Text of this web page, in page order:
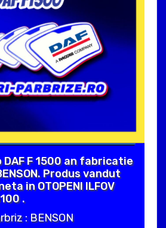
F 1500 an fabricatie
Produs vandut
in OTOPENI ILFOV
.
: BENSON